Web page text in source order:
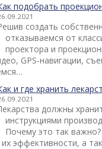
подобрать
создать
отказываемся от
проектора и
GPS-навигации,
и где хранить
должны
инструкциями
Почему это так
эффективности, а